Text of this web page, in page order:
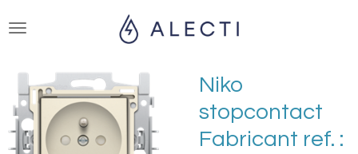
direct
de
hoofdinhoud
Niko
stopcontact
Fabricant ref. :